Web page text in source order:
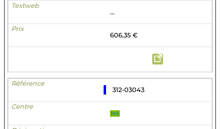
...
606,35 €
312-03043
MS